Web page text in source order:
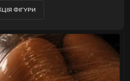
ФІГУРИ
м'язи й повертають